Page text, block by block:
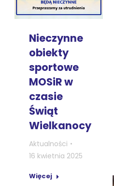
Nieczynne
obiekty
sportowe
MOSiR w
czasie
Świąt
Wielkanocy
Aktualności
16 kwietnia 2025
Więcej